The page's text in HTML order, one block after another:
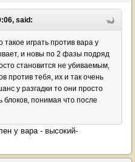
said:
играть против вара у
и новы по 2 фазы подряд
становится не убиваемым,
против тебя, их и так очень
у разгадки то они просто
понимая что после
у вара - высокий-